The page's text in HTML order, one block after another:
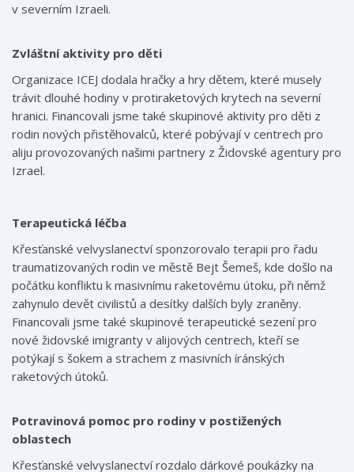
v severním Izraeli.
Zvláštní aktivity pro děti
Organizace ICEJ dodala hračky a hry dětem, které musely
trávit dlouhé hodiny v protiraketových krytech na severní
hranici. Financovali jsme také skupinové aktivity pro děti z
rodin nových přistěhovalců, které pobývají v centrech pro
aliju provozovaných našimi partnery z Židovské agentury pro
Izrael.
Terapeutická léčba
Křesťanské velvyslanectví sponzorovalo terapii pro řadu
traumatizovaných rodin ve městě Bejt Šemeš, kde došlo na
počátku konfliktu k masivnímu raketovému útoku, při němž
zahynulo devět civilistů a desítky dalších byly zraněny.
Financovali jsme také skupinové terapeutické sezení pro
nové židovské imigranty v alijových centrech, kteří se
potýkají s šokem a strachem z masivních íránských
raketových útoků.
Potravinová pomoc pro rodiny v postižených
oblastech
Křesťanské velvyslanectví rozdalo dárkové poukázky na